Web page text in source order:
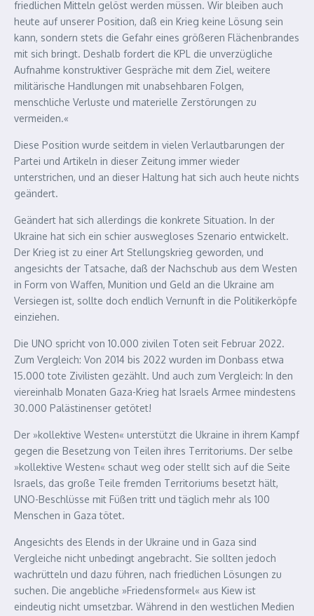
friedlichen Mitteln gelöst werden müssen. Wir bleiben auch
heute auf unserer Position, daß ein Krieg keine Lösung sein
kann, sondern stets die Gefahr eines größeren Flächenbrandes
mit sich bringt. Deshalb fordert die KPL die unverzügliche
Aufnahme konstruktiver Gespräche mit dem Ziel, weitere
militärische Handlungen mit unabsehbaren Folgen,
menschliche Verluste und materielle Zerstörungen zu
vermeiden.«
Diese Position wurde seitdem in vielen Verlautbarungen der
Partei und Artikeln in dieser Zeitung immer wieder
unterstrichen, und an dieser Haltung hat sich auch heute nichts
geändert.
Geändert hat sich allerdings die konkrete Situation. In der
Ukraine hat sich ein schier auswegloses Szenario entwickelt.
Der Krieg ist zu einer Art Stellungskrieg geworden, und
angesichts der Tatsache, daß der Nachschub aus dem Westen
in Form von Waffen, Munition und Geld an die Ukraine am
Versiegen ist, sollte doch endlich Vernunft in die Politikerköpfe
einziehen.
Die UNO spricht von 10.000 zivilen Toten seit Februar 2022.
Zum Vergleich: Von 2014 bis 2022 wurden im Donbass etwa
15.000 tote Zivilisten gezählt. Und auch zum Vergleich: In den
viereinhalb Monaten Gaza-Krieg hat Israels Armee mindestens
30.000 Palästinenser getötet!
Der »kollektive Westen« unterstützt die Ukraine in ihrem Kampf
gegen die Besetzung von Teilen ihres Territoriums. Der selbe
»kollektive Westen« schaut weg oder stellt sich auf die Seite
Israels, das große Teile fremden Territoriums besetzt hält,
UNO-Beschlüsse mit Füßen tritt und täglich mehr als 100
Menschen in Gaza tötet.
Angesichts des Elends in der Ukraine und in Gaza sind
Vergleiche nicht unbedingt angebracht. Sie sollten jedoch
wachrütteln und dazu führen, nach friedlichen Lösungen zu
suchen. Die angebliche »Friedensformel« aus Kiew ist
eindeutig nicht umsetzbar. Während in den westlichen Medien